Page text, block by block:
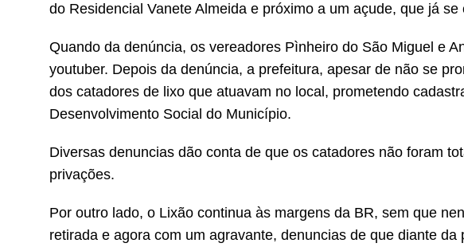
do Residencial Vanete Almeida e próximo a um açude, que já
Quando da denúncia, os vereadores Pìnheiro do São Miguel e
youtuber. Depois da denúncia, a prefeitura, apesar de não se
dos catadores de lixo que atuavam no local, prometendo
Desenvolvimento Social do Município.
Diversas denuncias dão conta de que os catadores não foram
privações.
Por outro lado, o Lixão continua às margens da BR, sem que
retirada e agora com um agravante, denuncias de que diante